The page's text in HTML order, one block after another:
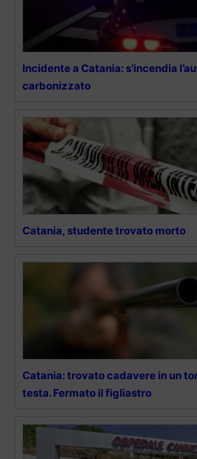
Incidente a Catania: s’incendia
carbonizzato
Catania, studente trovato morto
Catania: trovato cadavere in un
testa. Fermato il figliastro